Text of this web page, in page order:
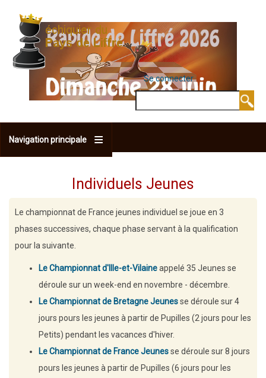
contenu
principal
MENU DU
Se connecter
Navigation principale
Individuels Jeunes
Le championnat de France jeunes individuel se joue en 3
phases successives, chaque phase servant à la qualification
pour la suivante.
Le Championnat d'Ille-et-Vilaineappelé 35 Jeunes se
déroule sur un week-end en novembre - décembre.
Le Championnat de Bretagne Jeunesse déroule sur 4
jours pours les jeunes à partir de Pupilles (2 jours pour les
Petits) pendant les vacances d'hiver.
Le Championnat de France Jeunesse déroule sur 8 jours
pours les jeunes à partir de Pupilles (6 jours pour les